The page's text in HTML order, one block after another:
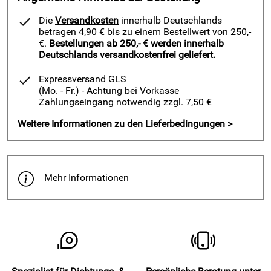
Eigenschaften MD-Poly 1:1 - 2K verstärkter Acrylklebstoff
mit Faserverstärkung und Mikropartikel - 50 g:
geeignet besonders für schwierige polyolefine
klebt ebenso eine Vielzahl anderer Materialien wie z.B.
Metallen oder Verbundwerkstoffen untereinander und bei
unterschiedlichen Oberflächen
kein Primer notwendig
Handfestigkeit bereits nach 18 - 22 Minuten
Funktionsfestigkeit bei 23°C schon nach 2-4 Stunden
gute Temperaturbeständigkeit von -50C° bis +100°C
für Industrie, Handwerk, aber auch Heimwerker
Die Versandkosten innerhalb Deutschlands
betragen 4,90 € bis zu einem Bestellwert von 250,-
€. Bestellungen ab 250,- € werden innerhalb
Deutschlands versandkostenfrei geliefert.
Expressversand GLS
(Mo. - Fr.) - Achtung bei Vorkasse
Zahlungseingang notwendig zzgl. 7,50 €
Weitere Informationen zu den Lieferbedingungen >
Mehr Informationen